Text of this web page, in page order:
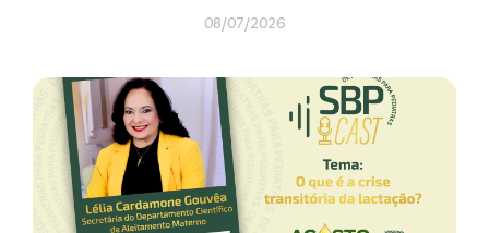
08/07/2026